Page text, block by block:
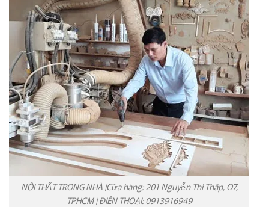
NỘI THẤT TRONG NHÀ |Cửa hàng: 201 Nguyễn Thị Thập, Q7,
TPHCM | ĐIỆN THOẠI: 0913916949